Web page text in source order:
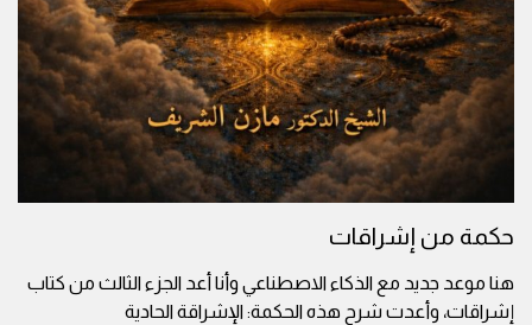
حكمة من إشراقات
هنا موعد جديد مع الذكاء الاصطناعي وأنا أعد الجزء الثالث من كتاب
إشراقات، وأعدت شرح هذه الحكمة: الإشراقة الحادية